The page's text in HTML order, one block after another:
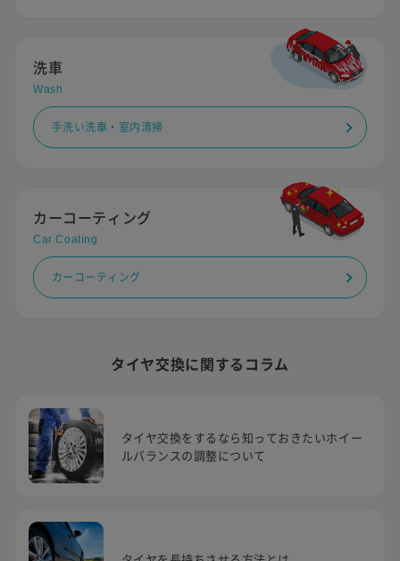
洗車
Wash
手洗い洗車・室内清掃
カーコーティング
Car Coating
カーコーティング
タイヤ交換に関するコラム
タイヤ交換をするなら知っておきたいホイー
ルバランスの調整について